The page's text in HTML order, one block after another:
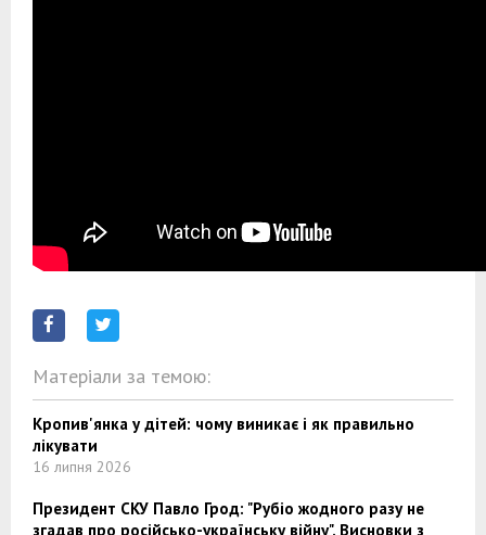
Матеріали за темою:
Кропив'янка у дітей: чому виникає і як правильно
лікувати
16 липня 2026
Президент СКУ Павло Грод: "Рубіо жодного разу не
згадав про російсько-українську війну". Висновки з